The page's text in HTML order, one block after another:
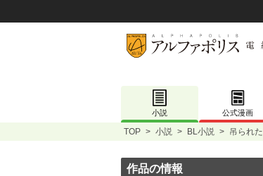
小説 公式漫画
TOP > 小説 > BL小説 > 吊られ
作品の情報